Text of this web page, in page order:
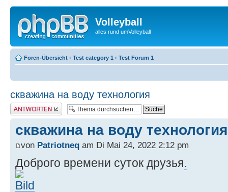
Volleyball
alles rund umVolleyball
Foren-Übersicht ‹ Test category 1 ‹ Test Forum 1
скважина на воду технология
Antwort erstellen
скважина на воду технология
von Patriotneq am Di Mai 24, 2022 2:12 pm
Доброго времени суток друзья.